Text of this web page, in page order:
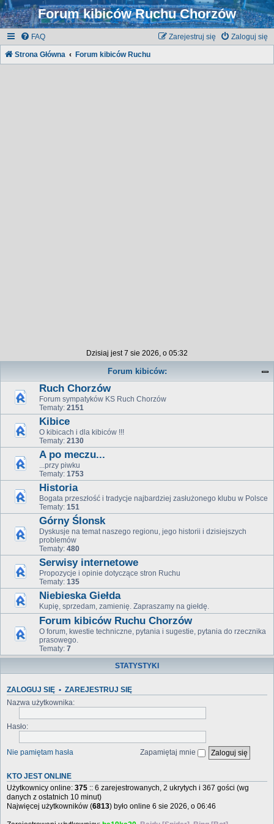
Forum kibiców Ruchu Chorzów
FAQ Zaloguj się
Zarejestruj się
Strona Główna Forum kibiców Ruchu
Dzisiaj jest 7 sie 2026, o 05:32
Forum kibiców:
Ruch Chorzów
Forum sympatyków KS Ruch Chorzów
Tematy: 2151
Kibice
O kibicach i dla kibiców !!!
Tematy: 2130
A po meczu...
...przy piwku
Tematy: 1753
Historia
Bogata przeszłość i tradycje najbardziej zasłużonego klubu w Polsce
Tematy: 151
Górny Ślonsk
Dyskusje na temat naszego regionu, jego historii i dzisiejszych
problemów
Tematy: 480
Serwisy internetowe
Propozycje i opinie dotyczące stron Ruchu
Tematy: 135
Niebieska Giełda
Kupię, sprzedam, zamienię. Zapraszamy na giełdę.
Forum kibiców Ruchu Chorzów
O forum, kwestie techniczne, pytania i sugestie, pytania do rzecznika
prasowego.
Tematy: 7
STATYSTYKI
ZALOGUJ SIĘ • ZAREJESTRUJ SIĘ
Nazwa użytkownika:
Hasło:
Nie pamiętam hasła Zapamiętaj mnie
KTO JEST ONLINE
Użytkownicy online: 375 :: 6 zarejestrowanych, 2 ukrytych i 367 gości (wg
danych z ostatnich 10 minut)
Najwięcej użytkowników (6813) było online 6 sie 2026, o 06:46